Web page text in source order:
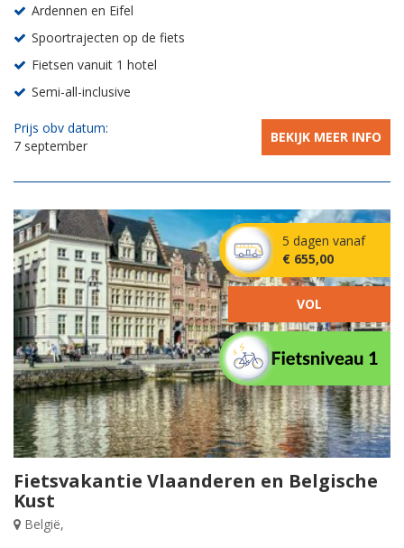
Ardennen en Eifel
Spoortrajecten op de fiets
Fietsen vanuit 1 hotel
Semi-all-inclusive
Prijs obv datum:
7 september
BEKIJK MEER INFO
Fietsvakantie Vlaanderen en Belgische
Kust
België,
5 dagen vanaf
€ 655,00
VOL